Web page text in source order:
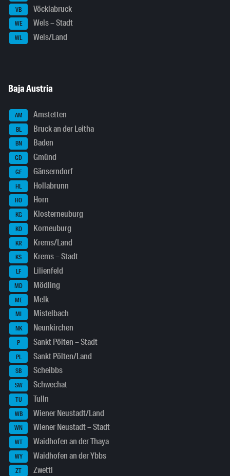
VB Vöcklabruck
WE Wels – Stadt
WL Wels/Land
Baja Austria
AM Amstetten
BL Bruck an der Leitha
BN Baden
GD Gmünd
GF Gänserndorf
HL Hollabrunn
HO Horn
KG Klosterneuburg
KO Korneuburg
KR Krems/Land
KS Krems – Stadt
LF Lilienfeld
MD Mödling
ME Melk
MI Mistelbach
NK Neunkirchen
P Sankt Pölten – Stadt
PL Sankt Pölten/Land
SB Scheibbs
SW Schwechat
TU Tulln
WB Wiener Neustadt/Land
WN Wiener Neustadt – Stadt
WT Waidhofen an der Thaya
WY Waidhofen an der Ybbs
ZT Zwettl